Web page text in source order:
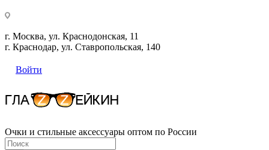
г. Москва, ул. Краснодонская, 11
г. Краснодар, ул. Ставропольская, 140
Войти
Очки и стильные аксессуары оптом по России